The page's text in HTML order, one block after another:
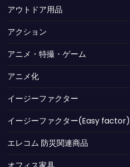
アウトドア用品
アクション
アニメ・特撮・ゲーム
アニメ化
イージーファクター
イージーファクター(Easy factor)
エレコム 防災関連商品